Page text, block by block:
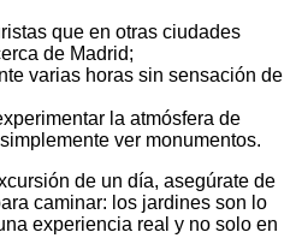
que en otras ciudades
de Madrid;
varias horas sin sensación de
la atmósfera de
ver monumentos.
de un día, asegúrate de
caminar: los jardines son lo
experiencia real y no solo en